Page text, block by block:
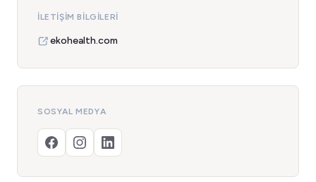
İLETIŞIM BILGILERI
ekohealth.com
SOSYAL MEDYA